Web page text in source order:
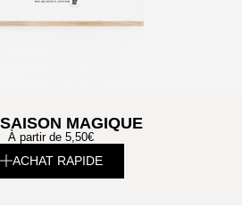
MAGIQUE
À partir de 5,50€
ACHAT RAPIDE